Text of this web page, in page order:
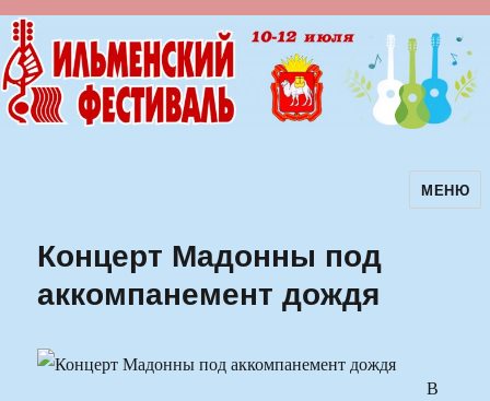
Ильменский фестиваль авторскойМЕНЮ
Концерт Мадонны под
аккомпанемент дождя
В